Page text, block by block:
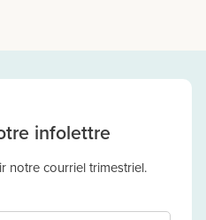
infolettre
notre courriel trimestriel.